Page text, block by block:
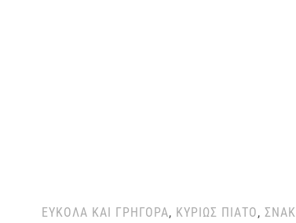
ΕΎΚΟΛΑ ΚΑΙ ΓΡΉΓΟΡΑ, ΚΥΡΊΩΣ ΠΙΆΤΟ, ΣΝΑΚ